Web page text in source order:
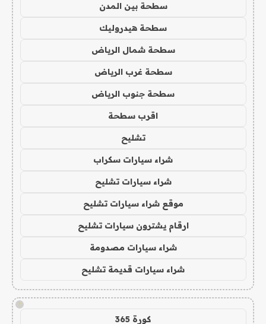
سطحة بين المدن
سطحة هيدروليك
سطحة شمال الرياض
سطحة غرب الرياض
سطحة جنوب الرياض
اقرب سطحة
تشليح
شراء سيارات سكراب
شراء سيارات تشليح
موقع شراء سيارات تشليح
ارقام يشترون سيارات تشليح
شراء سيارات مصدومة
شراء سيارات قديمة تشليح
!
كورة 365